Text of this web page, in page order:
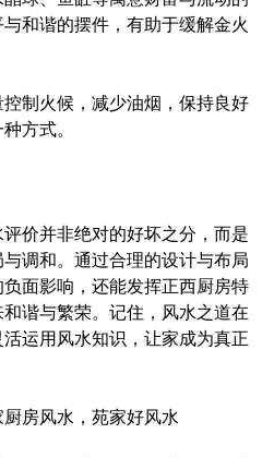
和谐的摆件，有助于缓解金火
制火候，减少油烟，保持良好
方式。
价并非绝对的好坏之分，而是
调和。通过合理的设计与布局
面影响，还能发挥正西厨房特
谐与繁荣。记住，风水之道在
运用风水知识，让家成为真正
房风水，苑家好风水